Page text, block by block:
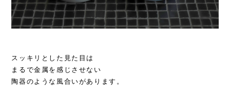
スッキリとした見た目は
まるで金属を感じさせない
陶器のような風合いがあります。